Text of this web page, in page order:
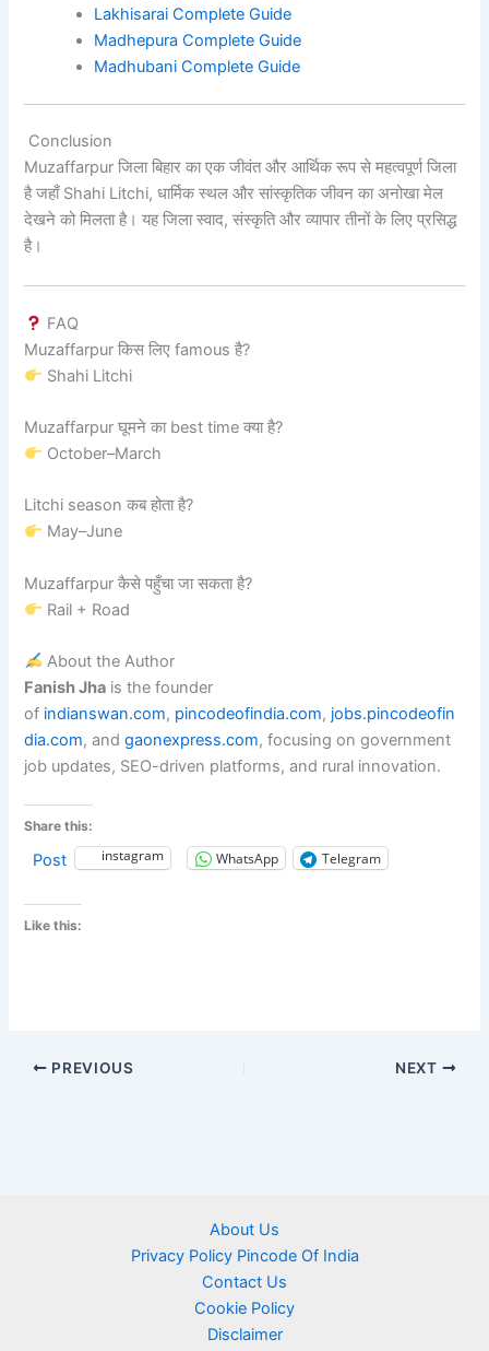
Lakhisarai Complete Guide
Madhepura Complete Guide
Madhubani Complete Guide
Conclusion
Muzaffarpur जिला बिहार का एक जीवंत और आर्थिक रूप से महत्वपूर्ण जिला
है जहाँ Shahi Litchi, धार्मिक स्थल और सांस्कृतिक जीवन का अनोखा मेल
देखने को मिलता है। यह जिला स्वाद, संस्कृति और व्यापार तीनों के लिए प्रसिद्ध
है।
FAQ
Muzaffarpur किस लिए famous है?
Shahi Litchi
Muzaffarpur घूमने का best time क्या है?
October–March
Litchi season कब होता है?
May–June
Muzaffarpur कैसे पहुँचा जा सकता है?
Rail + Road
About the Author
Fanish Jha is the founder
of indianswan.com, pincodeofindia.com, jobs.pincodeofin
dia.com, andgaonexpress.com, focusing on government
job updates, SEO-driven platforms, and rural innovation.
Share this:
Post instagram WhatsApp Telegram
Like this:
PREVIOUS NEXT
About Us
Privacy Policy Pincode Of India
Contact Us
Cookie Policy
Disclaimer